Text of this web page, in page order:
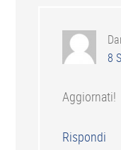
8
Aggiornati!
Rispondi